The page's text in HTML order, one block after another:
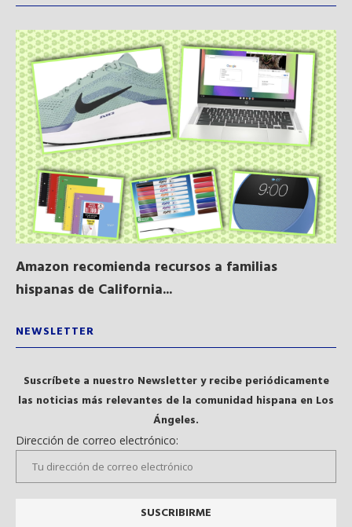
Amazon recomienda recursos a familias
hispanas de California...
NEWSLETTER
Suscríbete a nuestro Newsletter y recibe periódicamente
las noticias más relevantes de la comunidad hispana en Los
Ángeles.
Dirección de correo electrónico: